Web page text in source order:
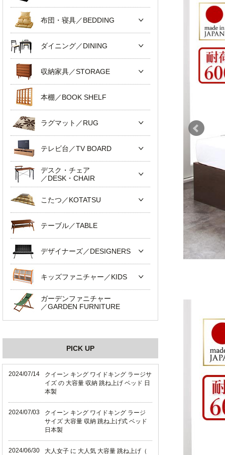
布団・寝具／BEDDING
ダイニング／DINING
収納家具／STORAGE
本棚／BOOK SHELF
ラグマット／RUG
テレビ台／TV BOARD
デスク・チェア
／DESK・CHAIR
こたつ／KOTATSU
テーブル／TABLE
デザイナーズ／DESIGNERS
キッズファニチャー／KIDS
ガーデンファニチャー
／GARDEN FURNITURE
PICK UP
2024/07/14
クイーン キング ワイドキング ラージサ
イズ の 大容量 収納 跳ね上げ ベッド 日
本製
2024/07/03
クイーン キング ワイドキング ラージ
サイズ 大容量 収納 跳ね上げ式 ベッド
日本製
2024/06/30
大人女子 に 大人気 大容量 跳ね上げ（